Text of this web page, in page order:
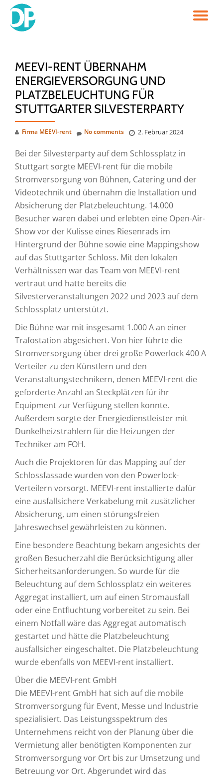
Skip
MEEVI-RENT ÜBERNAHM
ENERGIEVERSORGUNG UND
PLATZBELEUCHTUNG FÜR
STUTTGARTER SILVESTERPARTY
Firma MEEVI-rent 2. Februar 2024
No comments
Bei der Silvesterparty auf dem Schlossplatz in
Stuttgart sorgte MEEVI-rent für die mobile
Stromversorgung von Bühnen, Catering und der
Videotechnik und übernahm die Installation und
Absicherung der Platzbeleuchtung. 14.000
Besucher waren dabei und erlebten eine Open-Air-
Show vor der Kulisse eines Riesenrads im
Hintergrund der Bühne sowie eine Mappingshow
auf das Stuttgarter Schloss. Mit den lokalen
Verhältnissen war das Team von MEEVI-rent
vertraut und hatte bereits die
Silvesterveranstaltungen 2022 und 2023 auf dem
Schlossplatz unterstützt.
Die Bühne war mit insgesamt 1.000 A an einer
Trafostation abgesichert. Von hier führte die
Stromversorgung über drei große Powerlock 400 A
Verteiler zu den Künstlern und den
Veranstaltungstechnikern, denen MEEVI-rent die
geforderte Anzahl an Steckplätzen für ihr
Equipment zur Verfügung stellen konnte.
Außerdem sorgte der Energiedienstleister mit
Dunkelheizstrahlern für die Heizungen der
Techniker am FOH.
Auch die Projektoren für das Mapping auf der
Schlossfassade wurden von den Powerlock-
Verteilern vorsorgt. MEEVI-rent installierte dafür
eine ausfallsichere Verkabelung mit zusätzlicher
Absicherung, um einen störungsfreien
Jahreswechsel gewährleisten zu können.
Eine besondere Beachtung bekam angesichts der
großen Besucherzahl die Berücksichtigung aller
Sicherheitsanforderungen. So wurde für die
Beleuchtung auf dem Schlossplatz ein weiteres
Aggregat installiert, um auf einen Stromausfall
oder eine Entfluchtung vorbereitet zu sein. Bei
einem Notfall wäre das Aggregat automatisch
gestartet und hätte die Platzbeleuchtung
ausfallsicher eingeschaltet. Die Platzbeleuchtung
wurde ebenfalls von MEEVI-rent installiert.
Über die MEEVI-rent GmbH
Die MEEVI-rent GmbH hat sich auf die mobile
Stromversorgung für Event, Messe und Industrie
spezialisiert. Das Leistungsspektrum des
Unternehmens reicht von der Planung über die
Vermietung aller benötigten Komponenten zur
Stromversorgung vor Ort bis zur Umsetzung und
Betreuung vor Ort. Abgerundet wird das